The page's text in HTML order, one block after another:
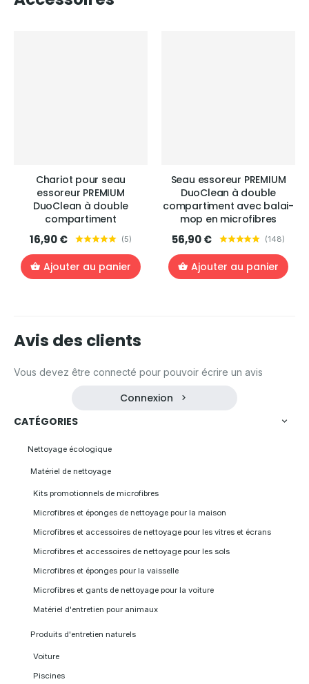
Chariot pour seau
essoreur PREMIUM
DuoClean à double
compartiment
16,90 € (5)
Ajouter au panier
Seau essoreur PREMIUM
DuoClean à double
compartiment avec balai-
mop en microfibres
56,90 € (148)
Ajouter au panier
Avis des clients
Vous devez être connecté pour pouvoir écrire un avis
Connexion
CATÉGORIES
Nettoyage écologique
Matériel de nettoyage
Kits promotionnels de microfibres
Microfibres et éponges de nettoyage pour la maison
Microfibres et accessoires de nettoyage pour les vitres et écrans
Microfibres et accessoires de nettoyage pour les sols
Microfibres et éponges pour la vaisselle
Microfibres et gants de nettoyage pour la voiture
Matériel d'entretien pour animaux
Produits d'entretien naturels
Voiture
Piscines